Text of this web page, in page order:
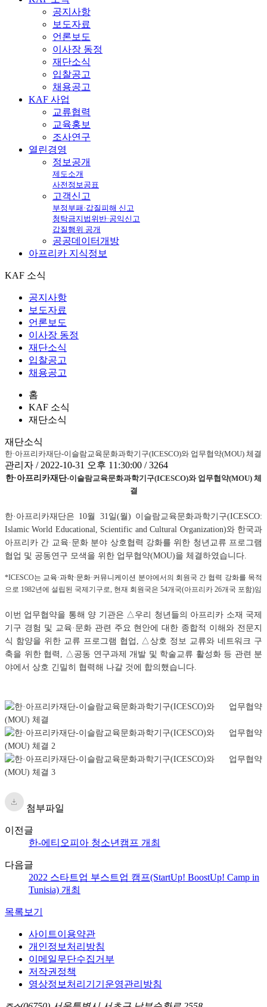
공지사항
보도자료
언론보도
이사장 동정
재단소식
입찰공고
채용공고
KAF 사업
교류협력
교육홍보
조사연구
열린경영
정보공개
제도소개
사전정보공표
고객신고
부정부패·갑질피해 신고
청탁금지법위반·공익신고
갑질행위 공개
공공데이터개방
아프리카 지식정보
KAF 소식
공지사항
보도자료
언론보도
이사장 동정
재단소식
입찰공고
채용공고
홈
KAF 소식
재단소식
재단소식
한·아프리카재단-이슬람교육문화과학기구(ICESCO)와 업무협약(MOU) 체결
관리자 / 2022-10-31 오후 11:30:00 / 3264
한·아프리카재단-이슬람교육문화과학기구(ICESCO)와 업무협약(MOU) 체
결
한·아프리카재단은 10월 31일(월) 이슬람교육문화과학기구(ICESCO:
Islamic World Educational, Scientific and Cultural Organization)와 한국과
아프리카 간 교육· 문화분야 상호협력 강화를 위한 청년교류 프로그램
협업 및 공동연구 모색을 위한 업무협약(MOU)을 체결하였습니다.
*ICESCO는 교육·과학·문화·커뮤니케이션 분야에서의 회원국 간 협력 강화를 목적
으로 1982년에 설립된 국제기구로, 현재 회원국은 54개국(아프리카 26개국 포함)임
이번 업무협약을 통해 양 기관은 △우리 청년들의 아프리카 소재 국제
기구 경험 및 교육·문화 관련 주요 현안에 대한 종합적 이해와 전문지
식 함양을 위한 교류 프로그램 협업, △상호 정보 교류와 네트워크 구
축을 위한 협력, △공동 연구과제 개발 및 학술교류 활성화 등 관련 분
야에서 상호 긴밀히 협력해 나갈 것에 합의했습니다.
첨부파일
이전글
한-에티오피아 청소년캠프 개최
다음글
2022 스타트업 부스트업 캠프(StartUp! BoostUp! Camp in
Tunisia) 개최
목록보기
사이트이용약관
개인정보처리방침
이메일무단수집거부
저작권정책
영상정보처리기기운영관리방침